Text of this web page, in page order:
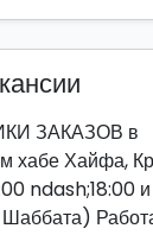
ЗАКАЗОВ в
хабе Хайфа,
ndash;18:00 и